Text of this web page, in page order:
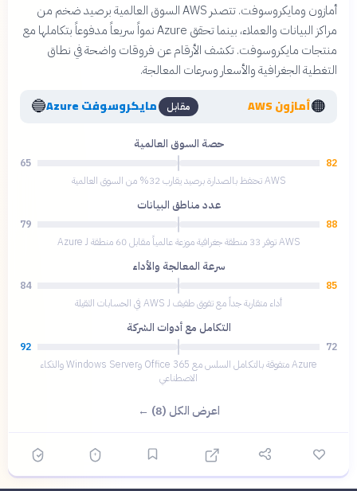
أمازون ومايكروسوفت. تتصدر AWS السوق العالمية برصيد ضخم من
مراكز البيانات والعملاء، بينما تحقق Azure نمواً سريعاً مدفوعاً بتكاملها مع
منتجات مايكروسوفت. تكشف الأرقام عن فروقات واضحة في نطاق
التغطية الجغرافية والأسعار وسرعات المعالجة.
🟠أمازون AWS مقابل مايكروسوفت Azure 🔵
حصة السوق العالمية
82
65
AWS تحتفظ بالصدارة برصيد يقارب 32% من السوق العالمية
عدد مناطق البيانات
88
79
AWS توفر 33 منطقة جغرافية موزعة عالمياً مقابل 60 منطقة لـ Azure
سرعة المعالجة والأداء
85
84
أداء متقاربة جداً مع تفوق طفيف لـ AWS في الحسابات الثقيلة
التكامل مع أدوات الشركة
72
92
Azure متفوقة بالتكامل السلس مع Office 365 وWindows Server والذكاء
الاصطناعي
اعرض الكل (8) ←